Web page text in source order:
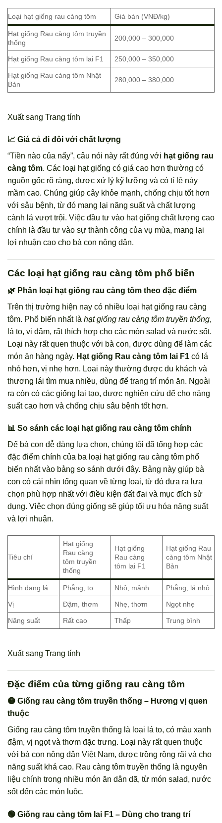
Loại hạt giống rau càng tôm Giá bán (VNĐ/kg)
Hạt giống Rau càng tôm truyền
thống
200,000 – 300,000
Hạt giống Rau càng tôm lai F1 250,000 – 350,000
Hạt giống Rau càng tôm Nhật
Bản
280,000 – 380,000
Xuất sang Trang tính
📈 Giá cả đi đôi với chất lượng
“Tiền nào của nấy”, câu nói này rất đúng với hạt giống rau
càng tôm. Các loại hạt giống có giá cao hơn thường có
nguồn gốc rõ ràng, được xử lý kỹ lưỡng và có tỉ lệ nảy
mầm cao. Chúng giúp cây khỏe mạnh, chống chịu tốt hơn
với sâu bệnh, từ đó mang lại năng suất và chất lượng
cành lá vượt trội. Việc đầu tư vào hạt giống chất lượng cao
chính là đầu tư vào sự thành công của vụ mùa, mang lại
lợi nhuận cao cho bà con nông dân.
Các loại hạt giống rau càng tôm phổ biến
🌿 Phân loại hạt giống rau càng tôm theo đặc điểm
Trên thị trường hiện nay có nhiều loại hạt giống rau càng
tôm. Phổ biến nhất là hạt giống rau càng tôm truyền thống,
lá to, vị đậm, rất thích hợp cho các món salad và nước sốt.
Loại này rất quen thuộc với bà con, được dùng để làm các
món ăn hàng ngày. Hạt giống Rau càng tôm lai F1 có lá
nhỏ hơn, vị nhẹ hơn. Loại này thường được du khách và
thương lái tìm mua nhiều, dùng để trang trí món ăn. Ngoài
ra còn có các giống lai tạo, được nghiên cứu để cho năng
suất cao hơn và chống chịu sâu bệnh tốt hơn.
📊 So sánh các loại hạt giống rau càng tôm chính
Để bà con dễ dàng lựa chọn, chúng tôi đã tổng hợp các
đặc điểm chính của ba loại hạt giống rau càng tôm phổ
biến nhất vào bảng so sánh dưới đây. Bảng này giúp bà
con có cái nhìn tổng quan về từng loại, từ đó đưa ra lựa
chọn phù hợp nhất với điều kiện đất đai và mục đích sử
dụng. Việc chọn đúng giống sẽ giúp tối ưu hóa năng suất
và lợi nhuận.
Tiêu chí
Hạt giống
Rau càng
tôm truyền
thống
Hạt giống
Rau càng
tôm lai F1
Hạt giống Rau
càng tôm Nhật
Bản
Hình dạng lá Phẳng, to Nhỏ, mảnh Phẳng, lá nhỏ
Vị Đậm, thơm Nhẹ, thơm Ngọt nhẹ
Năng suất Rất cao Thấp Trung bình
Xuất sang Trang tính
Đặc điểm của từng giống rau càng tôm
🟡 Giống rau càng tôm truyền thống – Hương vị quen
thuộc
Giống rau càng tôm truyền thống là loại lá to, có màu xanh
đậm, vị ngọt và thơm đặc trưng. Loại này rất quen thuộc
với bà con nông dân Việt Nam, được trồng rộng rãi và cho
năng suất khá cao. Rau càng tôm truyền thống là nguyên
liệu chính trong nhiều món ăn dân dã, từ món salad, nước
sốt đến các món luộc.
🟢 Giống rau càng tôm lai F1 – Dùng cho trang trí